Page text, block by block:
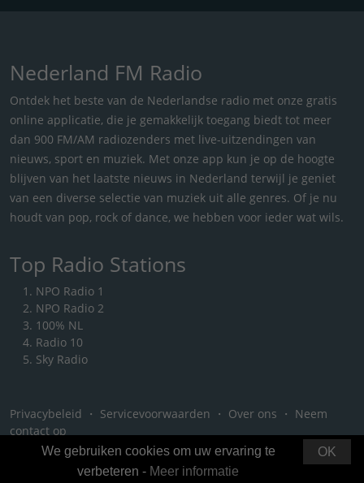
Nederland FM Radio
Ontdek het beste van de Nederlandse radio met onze gratis
online applicatie, die je gemakkelijk toegang biedt tot meer
dan 900 FM/AM radiozenders met live-uitzendingen van
nieuws, sport en muziek. Met onze app kun je op de hoogte
blijven van het laatste nieuws in Nederland terwijl je geniet
van een diverse selectie van muziek uit alle genres. Of je nu
houdt van pop, rock of dance, we hebben voor ieder wat wils.
Top Radio Stations
NPO Radio 1
NPO Radio 2
100% NL
Radio 10
Sky Radio
Privacybeleid ・ Servicevoorwaarden ・ Over ons ・ Neem
contact op
OK
We gebruiken cookies om uw ervaring te
verbeteren - Meer informatie